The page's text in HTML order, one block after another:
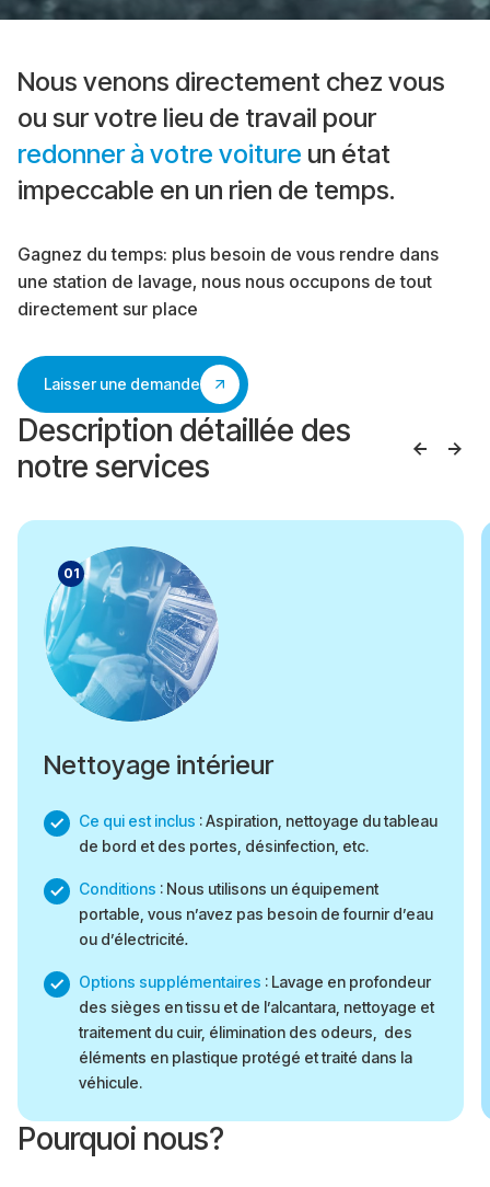
Nous venons directement chez vous
ou sur votre lieu de travail pour
redonner à votre voiture un état
impeccable en un rien de temps.
Gagnez du temps: plus besoin de vous rendre dans
une station de lavage, nous nous occupons de tout
directement sur place
Laisser une demande
Description détaillée des
notre services
Nettoyage intérieur
Ce qui est inclus : Aspiration, nettoyage du tableau
de bord et des portes, désinfection, etc.
Conditions : Nous utilisons un équipement
portable, vous n’avez pas besoin de fournir d’eau
ou d’électricité.
Options supplémentaires : Lavage en profondeur
des sièges en tissu et de l’alcantara, nettoyage et
traitement du cuir, élimination des odeurs, des
éléments en plastique protégé et traité dans la
véhicule.
Pourquoi nous?